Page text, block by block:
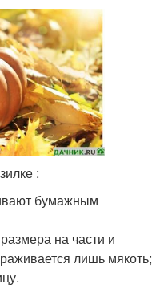
:
бумажным
на части и
лишь мякоть;